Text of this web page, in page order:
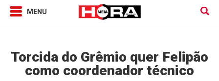
Torcida do Grêmio quer Felipão
como coordenador técnico